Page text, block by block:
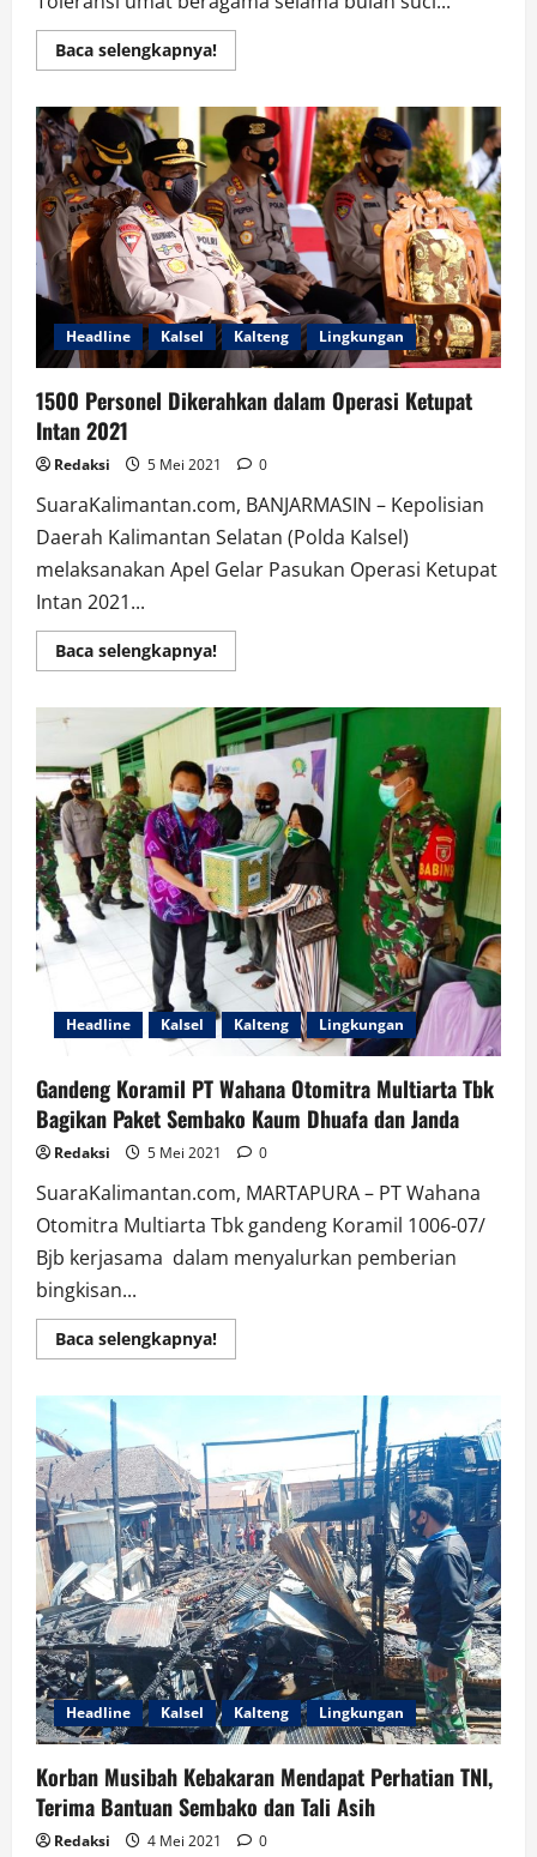
Baca selengkapnya!Read
more
Berkeliling
Bawa
Spanduk
”
Ajak
Warga
Penjual
Takjil
Puasa
Patuhi
Protokes
Covid
-19
Headline Kalsel Kalteng Lingkungan
1500 Personel Dikerahkan dalam Operasi Ketupat
Intan 2021
Redaksi 5 Mei 2021 0
SuaraKalimantan.com, BANJARMASIN – Kepolisian
Daerah Kalimantan Selatan (Polda Kalsel)
melaksanakan Apel Gelar Pasukan Operasi Ketupat
Intan 2021...
Baca selengkapnya!Read
more
Personel
Dikerahkan
dalam
Operasi
Ketupat
Intan
2021
Headline Kalsel Kalteng Lingkungan
Gandeng Koramil PT Wahana Otomitra Multiarta Tbk
Bagikan Paket Sembako Kaum Dhuafa dan Janda
Redaksi 5 Mei 2021 0
SuaraKalimantan.com, MARTAPURA – PT Wahana
Otomitra Multiarta Tbk gandeng Koramil 1006-07/
Bjb kerjasama dalam menyalurkan pemberian
bingkisan...
Baca selengkapnya!Read
more
Wahana
Multiarta
Tbk
Bagikan
Paket
Sembako
Kaum
Dhuafa
dan
Janda
Headline Kalsel Kalteng Lingkungan
Korban Musibah Kebakaran Mendapat Perhatian TNI,
Terima Bantuan Sembako dan Tali Asih
Redaksi 4 Mei 2021 0